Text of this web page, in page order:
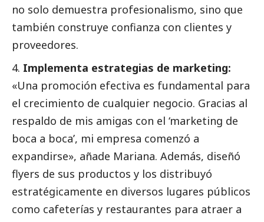
no solo demuestra profesionalismo, sino que
también construye confianza con clientes y
proveedores.
Implementa estrategias de marketing:
«Una promoción efectiva es fundamental para
el crecimiento de cualquier negocio. Gracias al
respaldo de mis amigas con el ‘marketing de
boca a boca’, mi empresa comenzó a
expandirse», añade Mariana. Además, diseñó
flyers de sus productos y los distribuyó
estratégicamente en diversos lugares públicos
como cafeterías y restaurantes para atraer a